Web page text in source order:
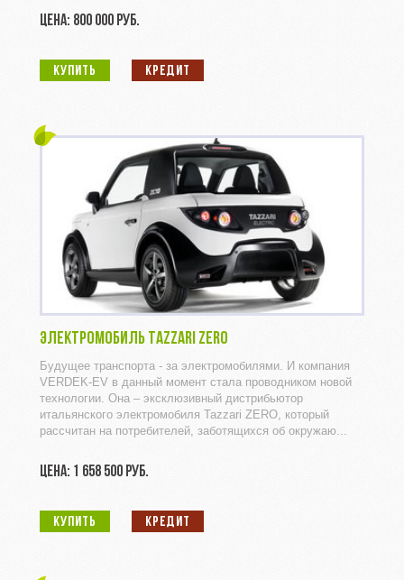
ЦЕНА: 800 000 РУБ.
КУПИТЬ КРЕДИТ
ЭЛЕКТРОМОБИЛЬ TAZZARI ZERO
Будущее транспорта - за электромобилями. И компания
VERDEK-EV в данный момент стала проводником новой
технологии. Она – эксклюзивный дистрибьютор
итальянского электромобиля Tazzari ZERO, который
рассчитан на потребителей, заботящихся об окружаю...
ЦЕНА: 1 658 500 РУБ.
КУПИТЬ КРЕДИТ